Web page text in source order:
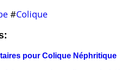
#Colique
pour Colique Néphritique